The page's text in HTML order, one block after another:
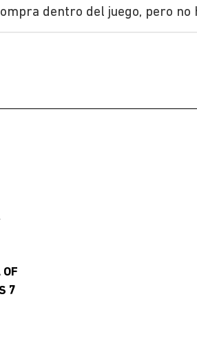
dentro del juego, pero no
7